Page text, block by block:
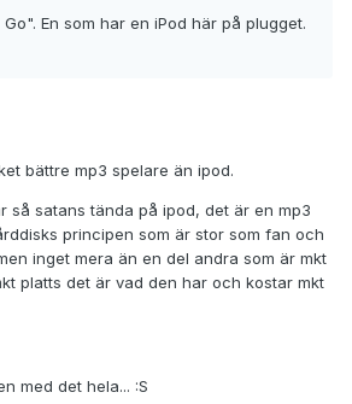
En som har en iPod här på plugget.
bättre mp3 spelare än ipod.
så satans tända på ipod, det är en mp3
principen som är stor som fan och
inget mera än en del andra som är mkt
platts det är vad den har och kostar mkt
med det hela... :S